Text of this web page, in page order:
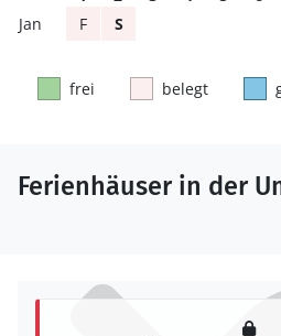
F
S
frei belegt
Ferienhäuser in der